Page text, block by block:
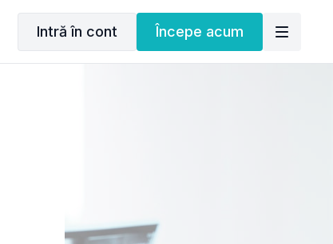
Intră în cont Începe acum